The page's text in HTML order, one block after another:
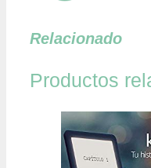
Relacionado
Productos